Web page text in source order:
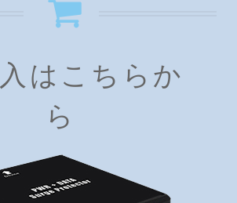
はこちらか
ら